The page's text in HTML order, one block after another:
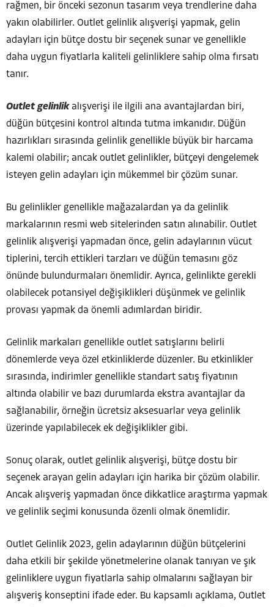
rağmen, bir önceki sezonun tasarım veya trendlerine daha
yakın olabilirler. Outlet gelinlik alışverişi yapmak, gelin
adayları için bütçe dostu bir seçenek sunar ve genellikle
daha uygun fiyatlarla kaliteli gelinliklere sahip olma fırsatı
tanır.
Outlet gelinlikalışverişi ile ilgili ana avantajlardan biri,
düğün bütçesini kontrol altında tutma imkanıdır. Düğün
hazırlıkları sırasında gelinlik genellikle büyük bir harcama
kalemi olabilir; ancak outlet gelinlikler, bütçeyi dengelemek
isteyen gelin adayları için mükemmel bir çözüm sunar.
Bu gelinlikler genellikle mağazalardan ya da gelinlik
markalarının resmi web sitelerinden satın alınabilir. Outlet
gelinlik alışverişi yapmadan önce, gelin adaylarının vücut
tiplerini, tercih ettikleri tarzları ve düğün temasını göz
önünde bulundurmaları önemlidir. Ayrıca, gelinlikte gerekli
olabilecek potansiyel değişiklikleri düşünmek ve gelinlik
provası yapmak da önemli adımlardan biridir.
Gelinlik markaları genellikle outlet satışlarını belirli
dönemlerde veya özel etkinliklerde düzenler. Bu etkinlikler
sırasında, indirimler genellikle standart satış fiyatının
altında olabilir ve bazı durumlarda ekstra avantajlar da
sağlanabilir, örneğin ücretsiz aksesuarlar veya gelinlik
üzerinde yapılabilecek ek değişiklikler gibi.
Sonuç olarak, outlet gelinlik alışverişi, bütçe dostu bir
seçenek arayan gelin adayları için harika bir çözüm olabilir.
Ancak alışveriş yapmadan önce dikkatlice araştırma yapmak
ve gelinlik seçimi konusunda özenli olmak önemlidir.
Outlet Gelinlik 2023, gelin adaylarının düğün bütçelerini
daha etkili bir şekilde yönetmelerine olanak tanıyan ve şık
gelinliklere uygun fiyatlarla sahip olmalarını sağlayan bir
alışveriş konseptini ifade eder. Bu kapsamlı açıklama, Outlet